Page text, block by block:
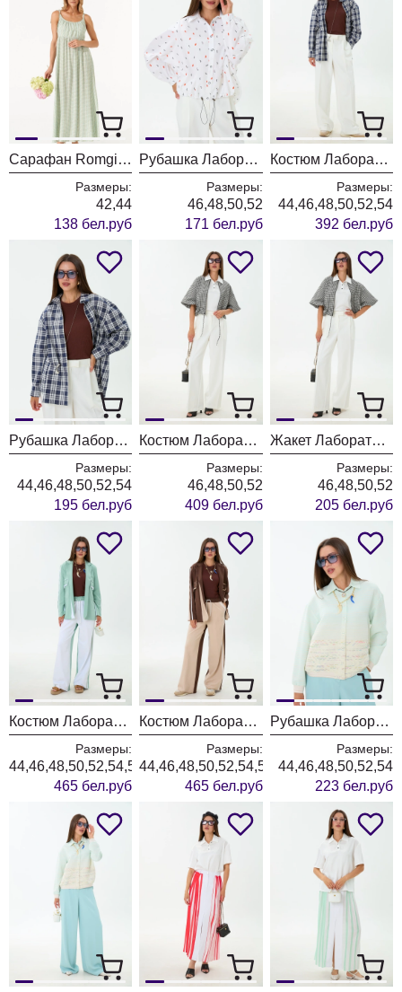
Сарафан Romgil РТ0140-ВИ4 молочный + светлый хаки + нежно-голубой
Размеры:
42,44
138 бел.руб
Рубашка Лаборатория Моды 1628 губки
Размеры:
46,48,50,52
171 бел.руб
Костюм Лаборатория Моды К1440146 синяя клетка
Размеры:
44,46,48,50,52,54
392 бел.руб
Рубашка Лаборатория Моды М144 синяя клетка
Размеры:
44,46,48,50,52,54
195 бел.руб
Костюм Лаборатория Моды К1340146
Размеры:
46,48,50,52
409 бел.руб
Жакет Лаборатория Моды М134
Размеры:
46,48,50,52
205 бел.руб
Костюм Лаборатория Моды М191 мята
Размеры:
44,46,48,50,52,54,56,58
465 бел.руб
Костюм Лаборатория Моды М191 коричневый
Размеры:
44,46,48,50,52,54,56,58
465 бел.руб
Рубашка Лаборатория Моды М85 мята
Размеры:
44,46,48,50,52,54
223 бел.руб